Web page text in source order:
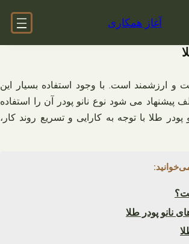
آغاز همکاری
و ارزشمند است. با وجود استفاده بسیار این
پیشنهاد می شود نوع نانو پودر آن را استفاده
پودر طلا با توجه به کارایی و تسریع روند کار،
نانو پودر طلا